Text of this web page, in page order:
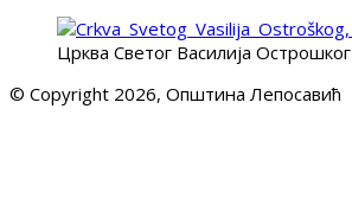
Црква Светог Василија Острошког
© Copyright 2026, Општина Лепосавић